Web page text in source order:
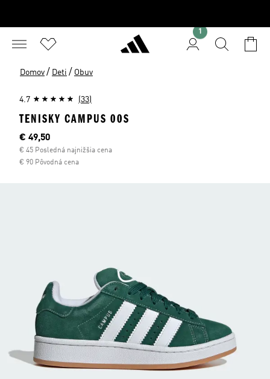
1
Domov / Deti / Obuv
4.7 (33)
TENISKY CAMPUS 00S
Aktuálna cena
€ 49,50
€ 45 Posledná najnižšia cena
€ 90 Pôvodná cena